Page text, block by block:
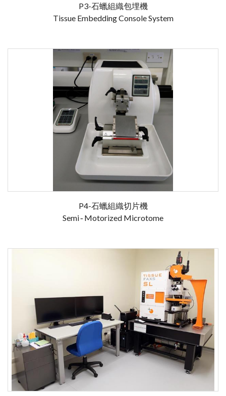
P3-石蠟組織包埋機
Tissue Embedding Console System
P4-石蠟組織切片機
Semi‐Motorized Microtome